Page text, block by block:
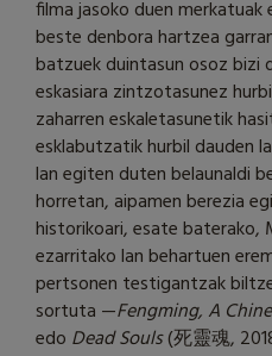
filma jasoko duen
beste denbora hartzea
batzuek duintasun osoz bizi
eskasiara zintzotasunez
zaharren eskaletasunetik
esklabutzatik hurbil dauden
lan egiten duten belaunaldi
horretan, aipamen berezia
historikoari, esate baterako,
ezarritako lan behartuen
pertsonen testigantzak
sortuta —Fengming, A
edo Dead Souls(死靈魂,